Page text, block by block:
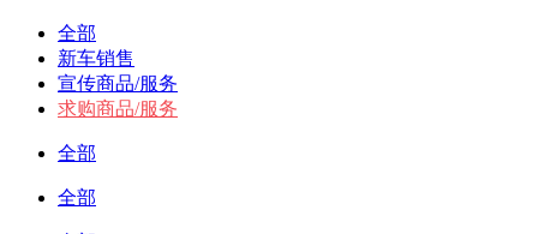
全部
新车销售
宣传商品/服务
求购商品/服务
全部
全部